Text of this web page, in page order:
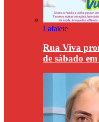
Lafaiete
Rua Viva
de sábado